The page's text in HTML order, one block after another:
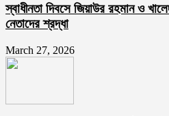
স্বাধীনতা দিবসে জিয়াউর রহমান ও
নেতাদের শ্রদ্ধা
March 27, 2026